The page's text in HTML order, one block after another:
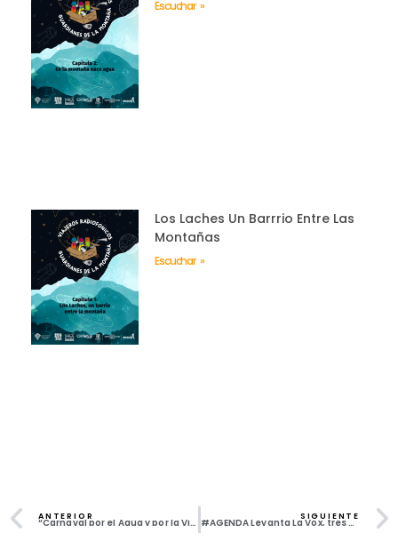
Escuchar »
Los Laches Un Barrrio Entre Las
Montañas
Escuchar »
ANTERIOR “Carnaval por el Agua y por la Vida de Gachantivá” – Reportaje de Josseph SIGUIENTE
#AGENDA Levanta La Vox, tres años transmitiendo desde la lleca.